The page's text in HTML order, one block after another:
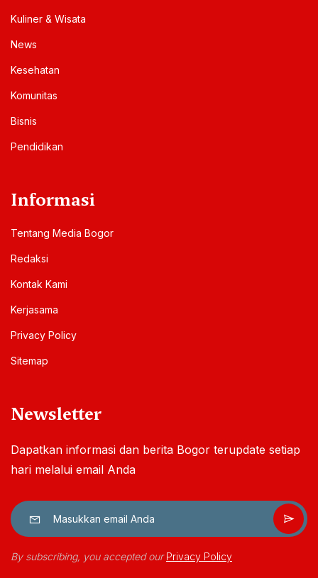
Kuliner & Wisata
News
Kesehatan
Komunitas
Bisnis
Pendidikan
Informasi
Tentang Media Bogor
Redaksi
Kontak Kami
Kerjasama
Privacy Policy
Sitemap
Newsletter
Dapatkan informasi dan berita Bogor terupdate setiap
hari melalui email Anda
By subscribing, you accepted ourPrivacy Policy